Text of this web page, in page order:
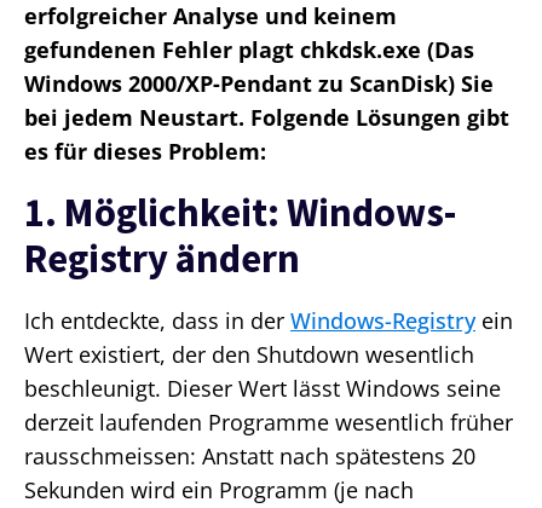
erfolgreicher Analyse und keinem
gefundenen Fehler plagt chkdsk.exe (Das
Windows 2000/XP-Pendant zu ScanDisk) Sie
bei jedem Neustart. Folgende Lösungen gibt
es für dieses Problem:
1. Möglichkeit: Windows-
Registry ändern
Ich entdeckte, dass in der Windows-Registryein
Wert existiert, der den Shutdown wesentlich
beschleunigt. Dieser Wert lässt Windows seine
derzeit laufenden Programme wesentlich früher
rausschmeissen: Anstatt nach spätestens 20
Sekunden wird ein Programm (je nach